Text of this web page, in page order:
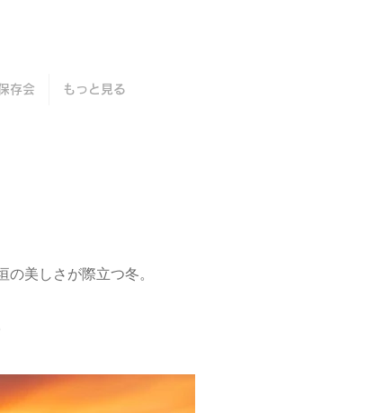
存会 もっと見る
美しさが際立つ冬。